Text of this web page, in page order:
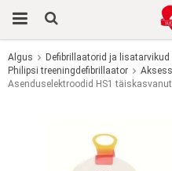
Toode on
Algus Defibrillaatorid ja lisatarvikud
Philipsi treeningdefibrillaator
Asenduselektroodid HS1